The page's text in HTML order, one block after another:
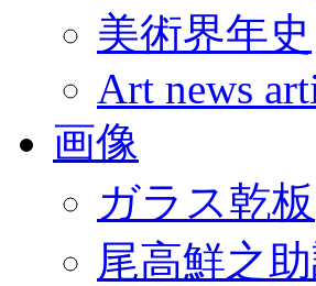
美術界年史
Art news
画像
ガラス乾板
尾高鮮之